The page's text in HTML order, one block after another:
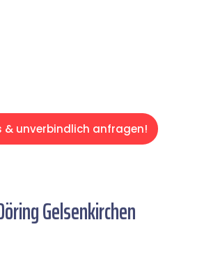
& unverbindlich anfragen!
Gelsenkirchen